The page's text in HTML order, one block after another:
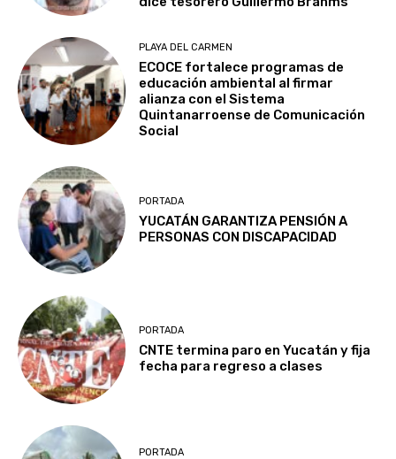
PLAYA DEL CARMEN
ECOCE fortalece programas de
educación ambiental al firmar
alianza con el Sistema
Quintanarroense de Comunicación
Social
PORTADA
YUCATÁN GARANTIZA PENSIÓN A
PERSONAS CON DISCAPACIDAD
PORTADA
CNTE termina paro en Yucatán y fija
fecha para regreso a clases
PORTADA